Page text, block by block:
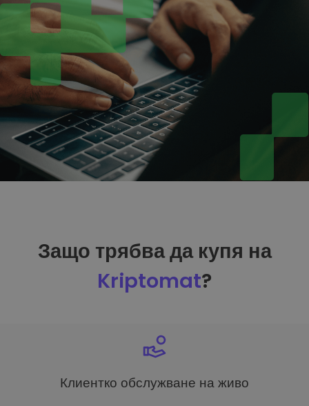
Защо трябва да купя на
Kriptomat?
Клиентко обслужване на живо